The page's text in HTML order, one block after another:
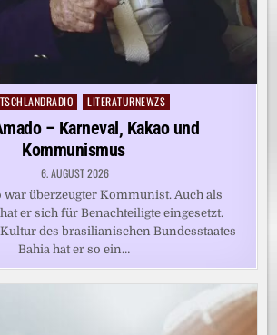
LITERATURNEWZS
– Karneval, Kakao und
Kommunismus
6. AUGUST 2026
war überzeugter Kommunist. Auch als
er sich für Benachteiligte eingesetzt.
des brasilianischen Bundesstaates
Bahia hat er so ein…